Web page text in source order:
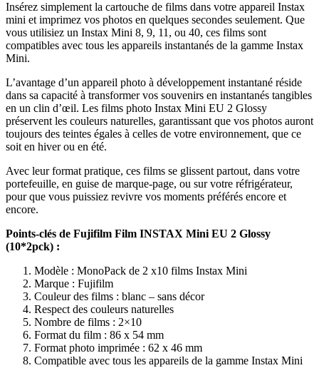
Insérez simplement la cartouche de films dans votre appareil Instax
mini et imprimez vos photos en quelques secondes seulement. Que
vous utilisiez un Instax Mini 8, 9, 11, ou 40, ces films sont
compatibles avec tous les appareils instantanés de la gamme Instax
Mini.
L’avantage d’un appareil photo à développement instantané réside
dans sa capacité à transformer vos souvenirs en instantanés tangibles
en un clin d’œil. Les films photo Instax Mini EU 2 Glossy
préservent les couleurs naturelles, garantissant que vos photos auront
toujours des teintes égales à celles de votre environnement, que ce
soit en hiver ou en été.
Avec leur format pratique, ces films se glissent partout, dans votre
portefeuille, en guise de marque-page, ou sur votre réfrigérateur,
pour que vous puissiez revivre vos moments préférés encore et
encore.
Points-clés de Fujifilm Film INSTAX Mini EU 2 Glossy
(10*2pck) :
Modèle : MonoPack de 2 x10 films Instax Mini
Marque : Fujifilm
Couleur des films : blanc – sans décor
Respect des couleurs naturelles
Nombre de films : 2×10
Format du film : 86 x 54 mm
Format photo imprimée : 62 x 46 mm
Compatible avec tous les appareils de la gamme Instax Mini